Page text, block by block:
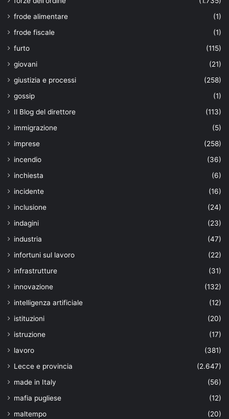
frode alimentare
(1)
frode fiscale
(1)
furto
(115)
giovani
(21)
giustizia e processi
(258)
gossip
(1)
Il Blog del direttore
(113)
immigrazione
(5)
imprese
(258)
incendio
(36)
inchiesta
(6)
incidente
(16)
inclusione
(24)
indagini
(23)
industria
(47)
infortuni sul lavoro
(22)
infrastrutture
(31)
innovazione
(132)
intelligenza artificiale
(12)
istituzioni
(20)
istruzione
(17)
lavoro
(381)
Lecce e provincia
(2.647)
made in Italy
(56)
mafia pugliese
(12)
maltempo
(20)